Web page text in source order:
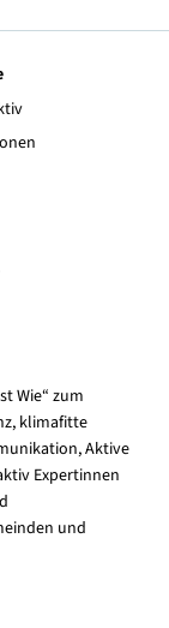
Wie“ zum
klimafitte
Aktive
Expertinnen
und